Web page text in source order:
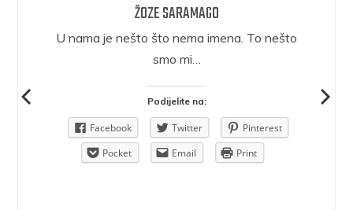
ŽOZE SARAMAGO
U nama je nešto što nema imena. To nešto
smo mi…
Podijelite na:
Facebook Twitter
Pinterest
Pocket
Email Print